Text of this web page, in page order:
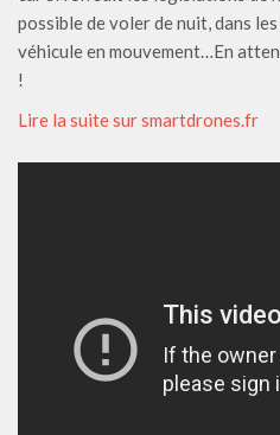
possible de voler de nuit, dans
véhicule en mouvement…En
!
Lire la suite sur smartdrones.fr